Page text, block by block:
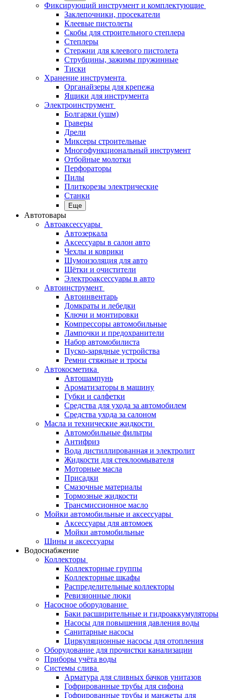
Фиксирующий инструмент и комплектующие
Заклепочники, просекатели
Клеевые пистолеты
Скобы для строительного степлера
Степлеры
Стержни для клеевого пистолета
Струбцины, зажимы пружинные
Тиски
Хранение инструмента
Органайзеры для крепежа
Ящики для инструмента
Электроинструмент
Болгарки (ушм)
Граверы
Дрели
Миксеры строительные
Многофункциональный инструмент
Отбойные молотки
Перфораторы
Пилы
Плиткорезы электрические
Станки
Еще
Автотовары
Автоаксессуары
Автозеркала
Аксессуары в салон авто
Чехлы и коврики
Шумоизоляция для авто
Щётки и очистители
Электроаксессуары в авто
Автоинструмент
Автоинвентарь
Домкраты и лебедки
Ключи и монтировки
Компрессоры автомобильные
Лампочки и предохранители
Набор автомобилиста
Пуско-зарядные устройства
Ремни стяжные и тросы
Автокосметика
Автошампунь
Ароматизаторы в машину
Губки и салфетки
Средства для ухода за автомобилем
Средства ухода за салоном
Масла и технические жидкости
Автомобильные фильтры
Антифриз
Вода дистиллированная и электролит
Жидкости для стеклоомывателя
Моторные масла
Присадки
Смазочные материалы
Тормозные жидкости
Трансмиссионное масло
Мойки автомобильные и аксессуары
Аксессуары для автомоек
Мойки автомобильные
Шины и аксессуары
Водоснабжение
Коллекторы
Коллекторные группы
Коллекторные шкафы
Распределительные коллекторы
Ревизионные люки
Насосное оборудование
Баки расширительные и гидроаккумуляторы
Насосы для повышения давления воды
Санитарные насосы
Циркуляционные насосы для отопления
Оборудование для прочистки канализации
Приборы учёта воды
Системы слива
Арматура для сливных бачков унитазов
Гофрированные трубы для сифона
Гофрированные трубы и манжеты для